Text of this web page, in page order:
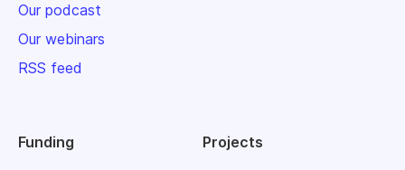
Our podcast
Our webinars
RSS feed
Funding Projects